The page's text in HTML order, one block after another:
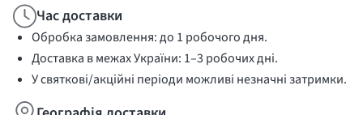
Час доставки
Обробка замовлення: до 1 робочого дня.
Доставка в межах України: 1–3 робочих дні.
У святкові/акційні періоди можливі незначні затримки.